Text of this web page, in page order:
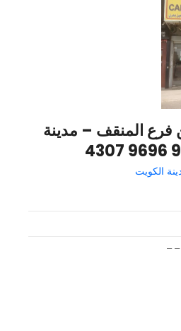
فرع المنقف – مدينة
الكويت
–